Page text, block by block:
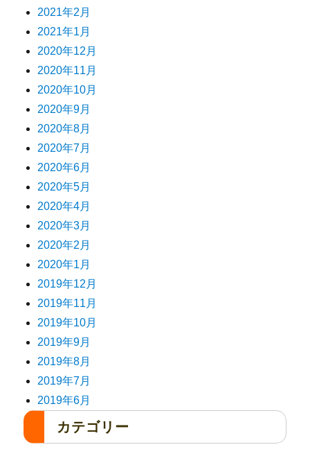
2021年2月
2021年1月
2020年12月
2020年11月
2020年10月
2020年9月
2020年8月
2020年7月
2020年6月
2020年5月
2020年4月
2020年3月
2020年2月
2020年1月
2019年12月
2019年11月
2019年10月
2019年9月
2019年8月
2019年7月
2019年6月
カテゴリー